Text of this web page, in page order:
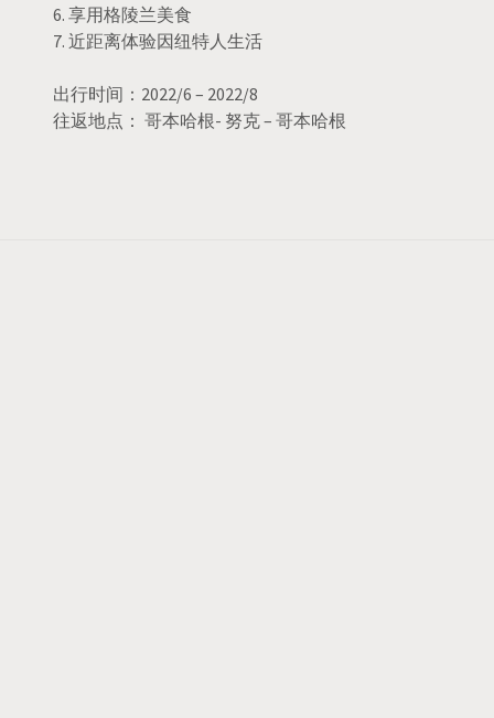
6. 享用格陵兰美食
7. 近距离体验因纽特人生活
出行时间：2022/6 – 2022/8
往返地点： 哥本哈根- 努克 – 哥本哈根